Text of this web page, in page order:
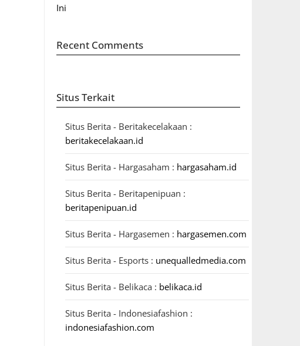
Ini
Recent Comments
Situs Terkait
Situs Berita - Beritakecelakaan :
beritakecelakaan.id
Situs Berita - Hargasaham : hargasaham.id
Situs Berita - Beritapenipuan :
beritapenipuan.id
Situs Berita - Hargasemen : hargasemen.com
Situs Berita - Esports : unequalledmedia.com
Situs Berita - Belikaca : belikaca.id
Situs Berita - Indonesiafashion :
indonesiafashion.com